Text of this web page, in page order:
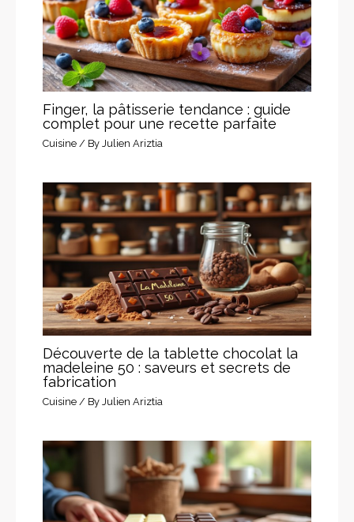
Finger, la pâtisserie tendance : guide
complet pour une recette parfaite
Cuisine / ByJulien Ariztia
Découverte de la tablette chocolat la
madeleine 50 : saveurs et secrets de
fabrication
Cuisine / ByJulien Ariztia